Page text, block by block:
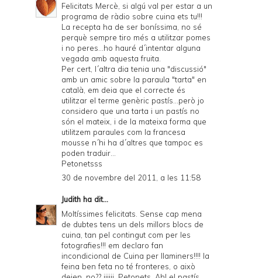
Felicitats Mercè, si algú val per estar a un
programa de ràdio sobre cuina ets tu!!!
La recepta ha de ser boníssima, no sé
perquè sempre tiro més a utilitzar pomes
i no peres...ho hauré d´intentar alguna
vegada amb aquesta fruita.
Per cert, l´altra dia tenia una "discussió"
amb un amic sobre la paraula "tarta" en
català, em deia que el correcte és
utilitzar el terme genèric pastís...però jo
considero que una tarta i un pastís no
són el mateix, i de la mateixa forma que
utilitzem paraules com la francesa
mousse n´hi ha d´altres que tampoc es
poden traduir...
Petonetsss
30 de novembre del 2011, a les 11:58
Judith ha dit...
Moltíssimes felicitats. Sense cap mena
de dubtes tens un dels millors blocs de
cuina, tan pel contingut com per les
fotografies!!! em declaro fan
incondicional de Cuina per llaminers!!!! la
feina ben feta no té fronteres, o això